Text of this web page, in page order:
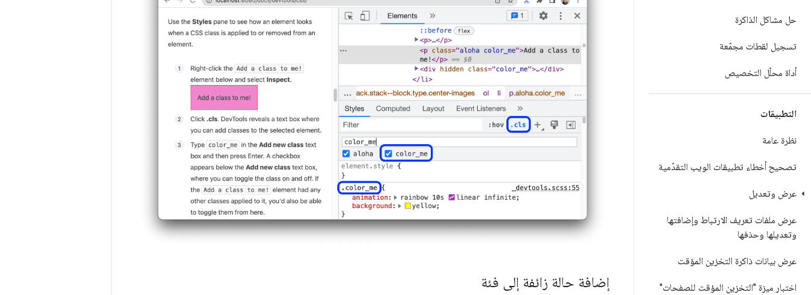
حل مشاكل الذاكرة
تسجيل لقطات مجمّعة
أداة محلّل التخصيص
التطبيقات
نظرة عامة
تصحيح أخطاء تطبيقات الويب التقدّمية
عرض وتعديل
عرض ملفات تعريف الارتباط وإضافتها
وتعديلها وحذفها
عرض بيانات ذاكرة التخزين المؤقت
اختبار ميزة "التخزين المؤقت للصفحات" إضافة حالة زائفة إلى فئة